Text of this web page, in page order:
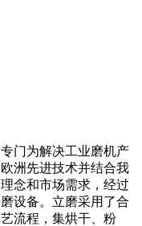
门为解决工业磨机产
洲先进技术并结合我
念和市场需求，经过
设备。立磨采用了合
流程，集烘干、粉